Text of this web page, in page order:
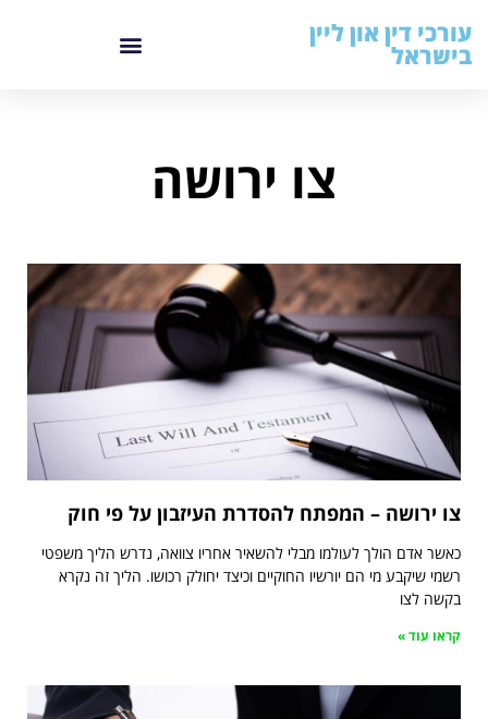
עורכי דין און ליין
בישראל
צו ירושה
צו ירושה – המפתח להסדרת העיזבון על פי חוק
כאשר אדם הולך לעולמו מבלי להשאיר אחריו צוואה, נדרש הליך משפטי
רשמי שיקבע מי הם יורשיו החוקיים וכיצד יחולק רכושו. הליך זה נקרא
בקשה לצו
קראו עוד »